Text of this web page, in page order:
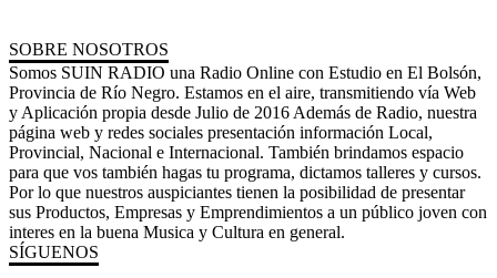
SOBRE NOSOTROS
Somos SUIN RADIO una Radio Online con Estudio en El Bolsón,
Provincia de Río Negro. Estamos en el aire, transmitiendo vía Web
y Aplicación propia desde Julio de 2016 Además de Radio, nuestra
página web y redes sociales presentación información Local,
Provincial, Nacional e Internacional. También brindamos espacio
para que vos también hagas tu programa, dictamos talleres y cursos.
Por lo que nuestros auspiciantes tienen la posibilidad de presentar
sus Productos, Empresas y Emprendimientos a un público joven con
interes en la buena Musica y Cultura en general.
SÍGUENOS